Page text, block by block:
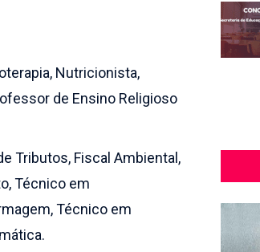
Nutricionista,
de Ensino Religioso
Tributos, Fiscal Ambiental,
Técnico em
Técnico em